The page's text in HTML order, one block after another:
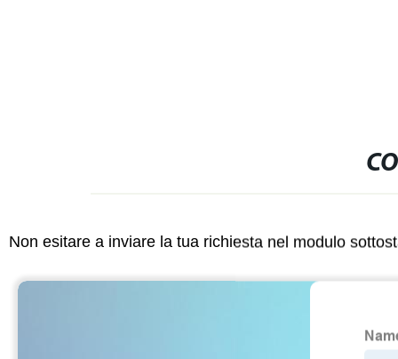
Non esitare a inviare la tua richiesta nel modulo